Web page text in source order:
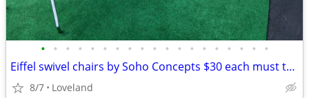
• • • • • • • • • • • • • • • • • • •
Eiffel swivel chairs by Soho Concepts $30 each must take all three
8/7 Loveland